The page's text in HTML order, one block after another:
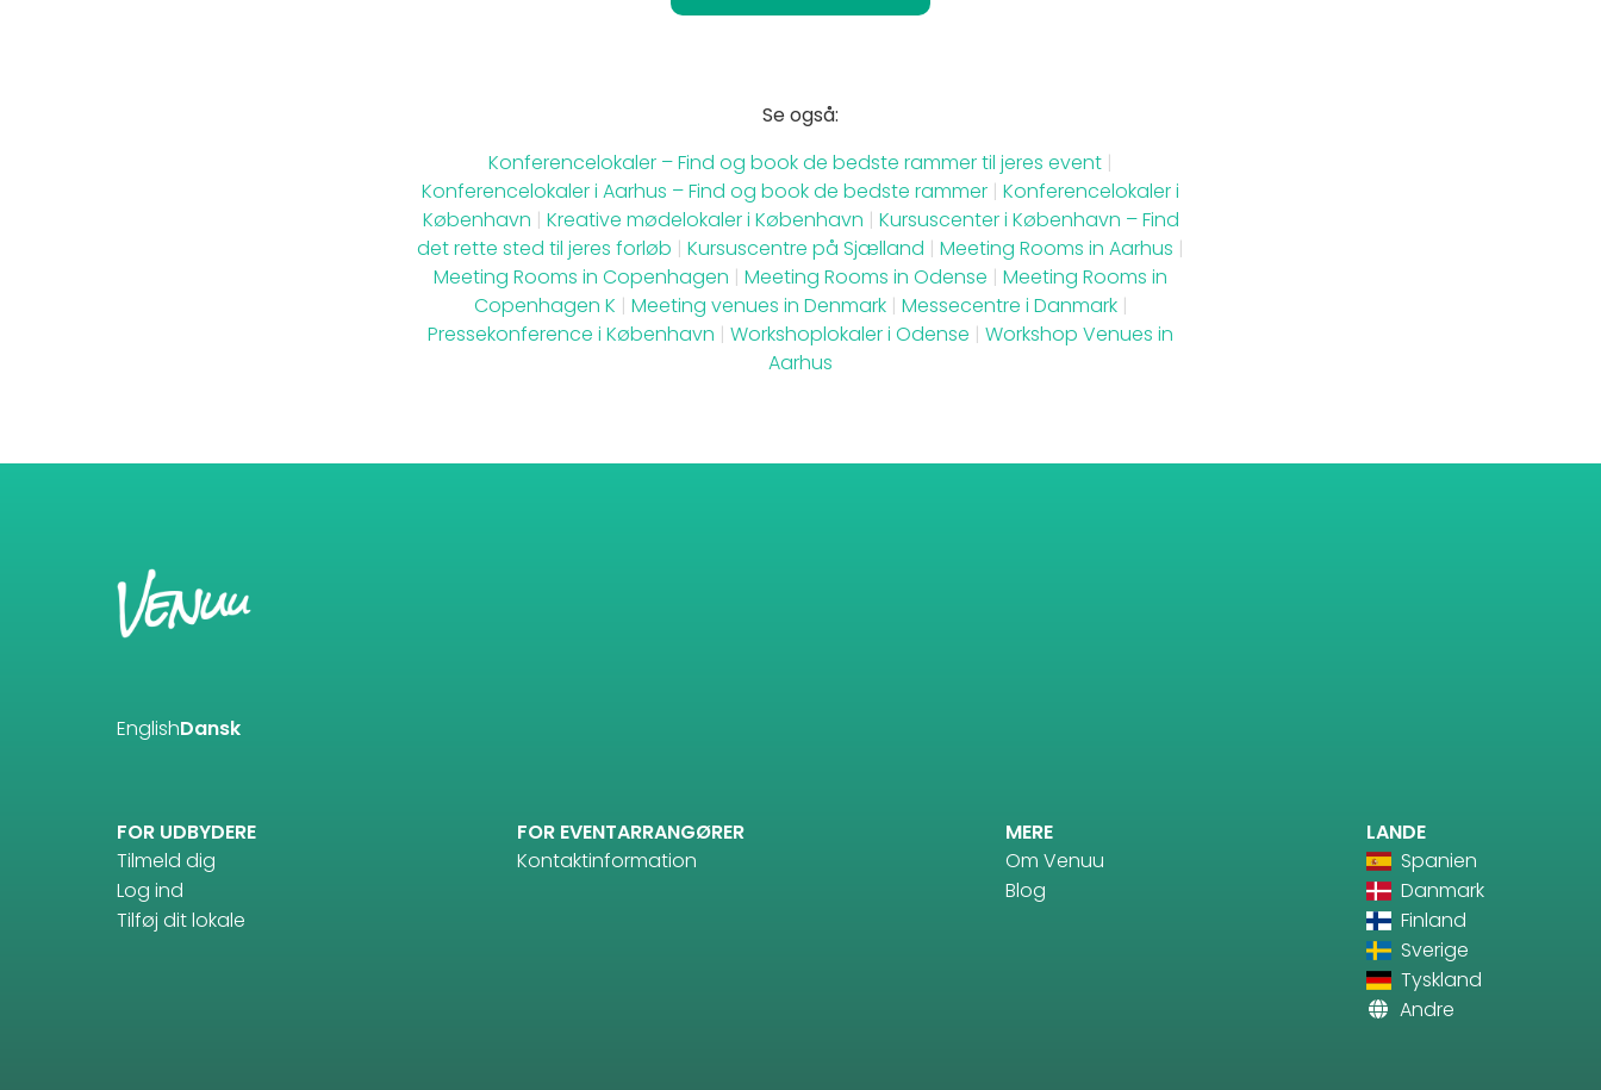
Se også:
Konferencelokaler – Find og book de bedste rammer til jeres event |
Konferencelokaler i Aarhus – Find og book de bedste rammer | Konferencelokaler i
København | Kreative mødelokaler i København | Kursuscenter i København – Find
det rette sted til jeres forløb | Kursuscentre på Sjælland | Meeting Rooms in Aarhus |
Meeting Rooms in Copenhagen | Meeting Rooms in Odense | Meeting Rooms in
Copenhagen K | Meeting venues in Denmark | Messecentre i Danmark |
Pressekonference i København | Workshoplokaler i Odense | Workshop Venues in
Aarhus
EnglishDansk
FOR UDBYDERE
Tilmeld dig
Log ind
Tilføj dit lokale
FOR EVENTARRANGØRER
Kontaktinformation
MERE
Om Venuu
Blog
LANDE
Spanien
Danmark
Finland
Sverige
Tyskland
Andre